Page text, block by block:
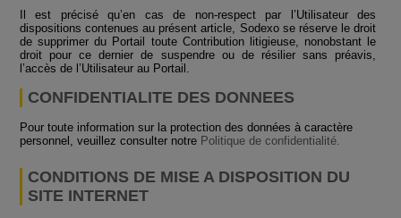
Il est précisé qu’en cas de non-respect par l’Utilisateur des
dispositions contenues au présent article, Sodexo se réserve le droit
de supprimer du Portail toute Contribution litigieuse, nonobstant le
droit pour ce dernier de suspendre ou de résilier sans préavis,
l’accès de l’Utilisateur au Portail.
CONFIDENTIALITE DES DONNEES
Pour toute information sur la protection des données à caractère
personnel, veuillez consulter notre Politique de confidentialité.
CONDITIONS DE MISE A DISPOSITION DU
SITE INTERNET